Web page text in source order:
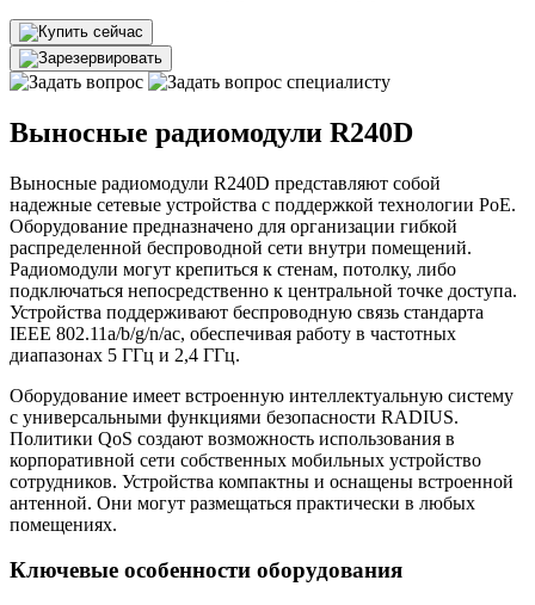
Выносные радиомодули R240D
Выносные радиомодули R240D представляют собой
надежные сетевые устройства с поддержкой технологии PoE.
Оборудование предназначено для организации гибкой
распределенной беспроводной сети внутри помещений.
Радиомодули могут крепиться к стенам, потолку, либо
подключаться непосредственно к центральной точке доступа.
Устройства поддерживают беспроводную связь стандарта
IEEE 802.11a/b/g/n/ac, обеспечивая работу в частотных
диапазонах 5 ГГц и 2,4 ГГц.
Оборудование имеет встроенную интеллектуальную систему
с универсальными функциями безопасности RADIUS.
Политики QoS создают возможность использования в
корпоративной сети собственных мобильных устройство
сотрудников. Устройства компактны и оснащены встроенной
антенной. Они могут размещаться практически в любых
помещениях.
Ключевые особенности оборудования